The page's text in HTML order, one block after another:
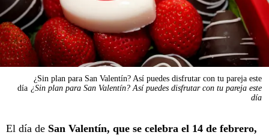
¿Sin plan para San Valentín? Así puedes disfrutar con tu pareja este
día ¿Sin plan para San Valentín? Así puedes disfrutar con tu pareja este
día
El día de San Valentín, que se celebra el 14 de febrero,